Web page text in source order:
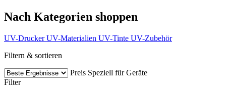
Nach Kategorien shoppen
UV-Drucker UV-Materialien UV-Tinte UV-Zubehör
Filtern & sortieren
Preis Speziell für Geräte
Filter